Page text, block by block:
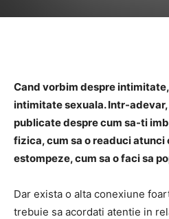
Cand vorbim despre
intimitate sexuala. Intr-
publicate despre cum sa-ti
fizica, cum sa o readuci atunci
estompeze, cum sa o faci sa
Dar exista o alta conexiune
trebuie sa acordati atentie in